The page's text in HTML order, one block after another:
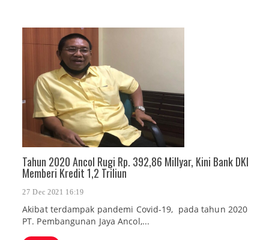
Tahun 2020 Ancol Rugi Rp. 392,86 Millyar, Kini Bank DKI
Memberi Kredit 1,2 Triliun
27 Dec 2021 16:19
Akibat terdampak pandemi Covid-19, pada tahun 2020
PT. Pembangunan Jaya Ancol,...